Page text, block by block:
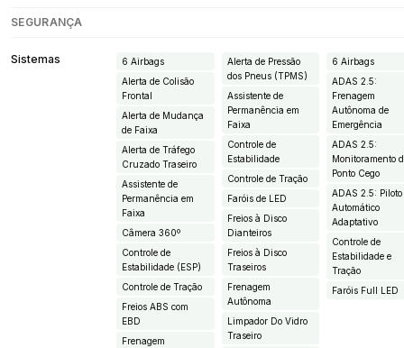
SEGURANÇA
Sistemas
6 Airbags
Alerta de Colisão
Frontal
Alerta de Mudança
de Faixa
Alerta de Tráfego
Cruzado Traseiro
Assistente de
Permanência em
Faixa
Câmera 360º
Controle de
Estabilidade (ESP)
Controle de Tração
Freios ABS com
EBD
Frenagem
Alerta de Pressão
dos Pneus (TPMS)
Assistente de
Permanência em
Faixa
Controle de
Estabilidade
Controle de Tração
Faróis de LED
Freios à Disco
Dianteiros
Freios à Disco
Traseiros
Frenagem
Autônoma
Limpador Do Vidro
Traseiro
6 Airbags
ADAS 2.5:
Frenagem
Autônoma de
Emergência
ADAS 2.5:
Monitoramento
Ponto Cego
ADAS 2.5: Piloto
Automático
Adaptativo
Controle de
Estabilidade e
Tração
Faróis Full LED